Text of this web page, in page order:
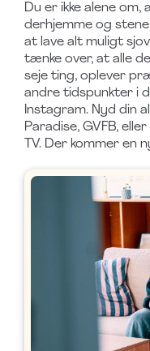
Du er ikke alene
derhjemme og
at lave alt muligt
tænke over, at alle
seje ting, oplever
andre tidspunkter i
Instagram. Nyd din
Paradise, GVFB,
TV. Der kommer en